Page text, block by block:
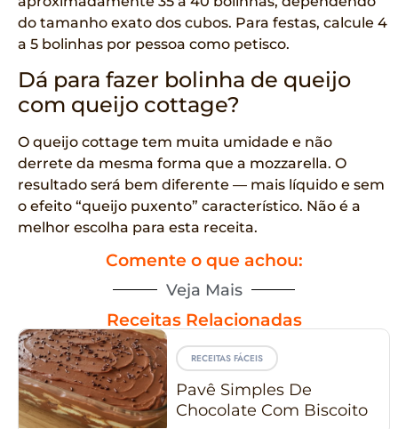
do tamanho exato dos cubos. Para festas, calcule 4
a 5 bolinhas por pessoa como petisco.
Dá para fazer bolinha de queijo
com queijo cottage?
O queijo cottage tem muita umidade e não
derrete da mesma forma que a mozzarella. O
resultado será bem diferente — mais líquido e sem
o efeito “queijo puxento” característico. Não é a
melhor escolha para esta receita.
Comente o que achou:
Veja Mais
Receitas Relacionadas
RECEITAS FÁCEIS
Pavê Simples De
Chocolate Com Biscoito